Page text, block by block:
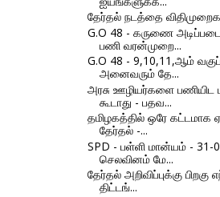
தேர்தல் நடத்தை
G.O 48 - கருணை
பணி வரன்முறை...
G.O 48 - 9,10,11,ஆம்
அனைவரும் தே...
அரசு ஊழியர்களை
கூடாது - பதவ...
தமிழகத்தில் ஒரே கட்டமாக
தேர்தல் -...
SPD - பள்ளி மான்யம் - 31-
செலவினம் மே...
தேர்தல் அறிவிப்புக்கு பிறகு
திட்டங்...